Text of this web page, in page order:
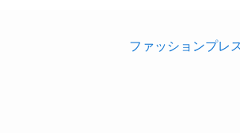
ファッションプレ